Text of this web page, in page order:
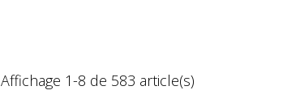
Affichage 1-8 de 583 article(s)